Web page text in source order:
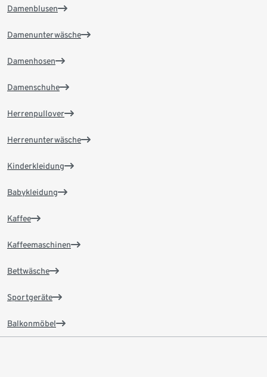
Damenblusen
Damenunterwäsche
Damenhosen
Damenschuhe
Herrenpullover
Herrenunterwäsche
Kinderkleidung
Babykleidung
Kaffee
Kaffeemaschinen
Bettwäsche
Sportgeräte
Balkonmöbel